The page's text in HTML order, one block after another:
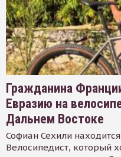
Гражданина
Евразию на
Дальнем Востоке
Софиан Сехили
Велосипедист, который